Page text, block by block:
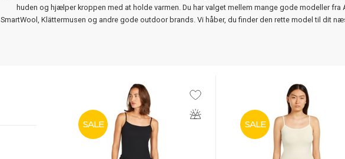
huden og hjælper kroppen med at holde varmen. Du har valget mellem mange gode modeller fra
SmartWool, Klättermusen og andre gode outdoor brands. Vi håber, du finder den rette model til dit
SALE SALE